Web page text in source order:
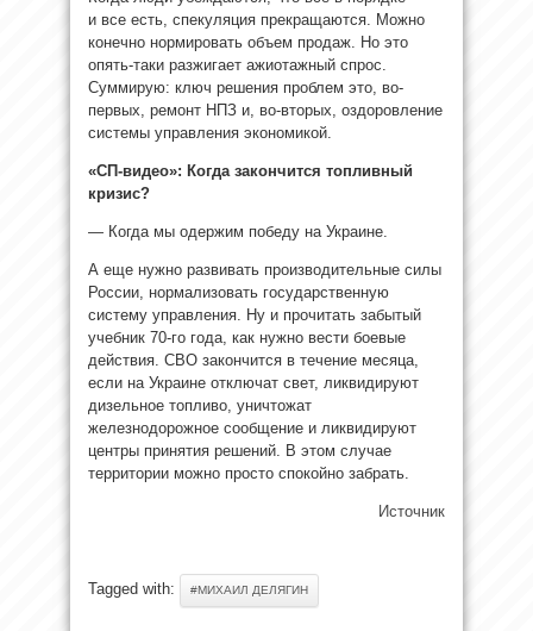
и все есть, спекуляция прекращаются. Можно
конечно нормировать объем продаж. Но это
опять-таки разжигает ажиотажный спрос.
Суммирую: ключ решения проблем это, во-
первых, ремонт НПЗ и, во-вторых, оздоровление
системы управления экономикой.
«СП-видео»: Когда закончится топливный
кризис?
— Когда мы одержим победу на Украине.
А еще нужно развивать производительные силы
России, нормализовать государственную
систему управления. Ну и прочитать забытый
учебник 70-го года, как нужно вести боевые
действия. СВО закончится в течение месяца,
если на Украине отключат свет, ликвидируют
дизельное топливо, уничтожат
железнодорожное сообщение и ликвидируют
центры принятия решений. В этом случае
территории можно просто спокойно забрать.
Источник
Tagged with: #МИХАИЛ ДЕЛЯГИН